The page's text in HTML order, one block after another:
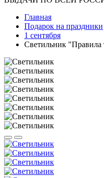
Главная
Подарок на праздники
1 сентября
Светильник "Правила